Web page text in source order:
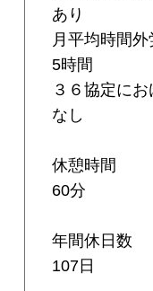
あり
月平均時間外
5時間
３６協定に
なし
休憩時間
60分
年間休日数
107日